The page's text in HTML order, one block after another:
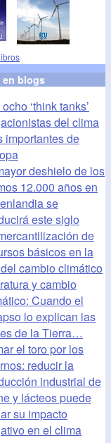
blogs
‘think tanks’
del clima
importantes de
deshielo de los
12.000 años en
se
este siglo
de
básicos en la
cambio climático
y cambio
Cuando el
lo explican las
de la Tierra…
el toro por los
reducir la
industrial de
y lácteos puede
su impacto
en el clima